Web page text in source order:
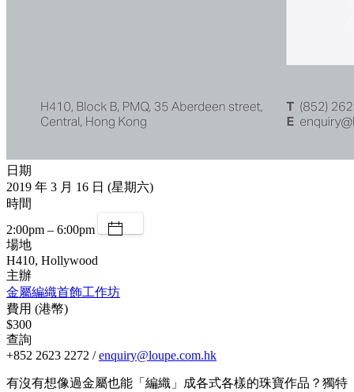
日期
2019 年 3 月 16 日 (星期六)
時間
2:00pm – 6:00pm
場地
H410, Hollywood
主辦
金屬編織首飾工作坊
費用 (港幣)
$300
查詢
+852 2623 2272 /enquiry@loupe.com.hk
有沒有想像過金屬也能「編織」成各式各樣的珠寶作品？獨特